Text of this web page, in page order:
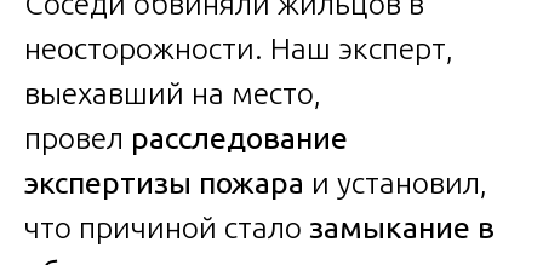
неосторожности. Наш эксперт,
выехавший на место,
провел расследование
экспертизы пожара и установил,
что причиной стало замыкание в